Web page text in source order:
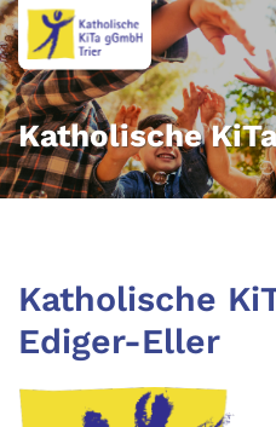
Zum Inhalt springen
Katholische
Katholische
Ediger-Eller